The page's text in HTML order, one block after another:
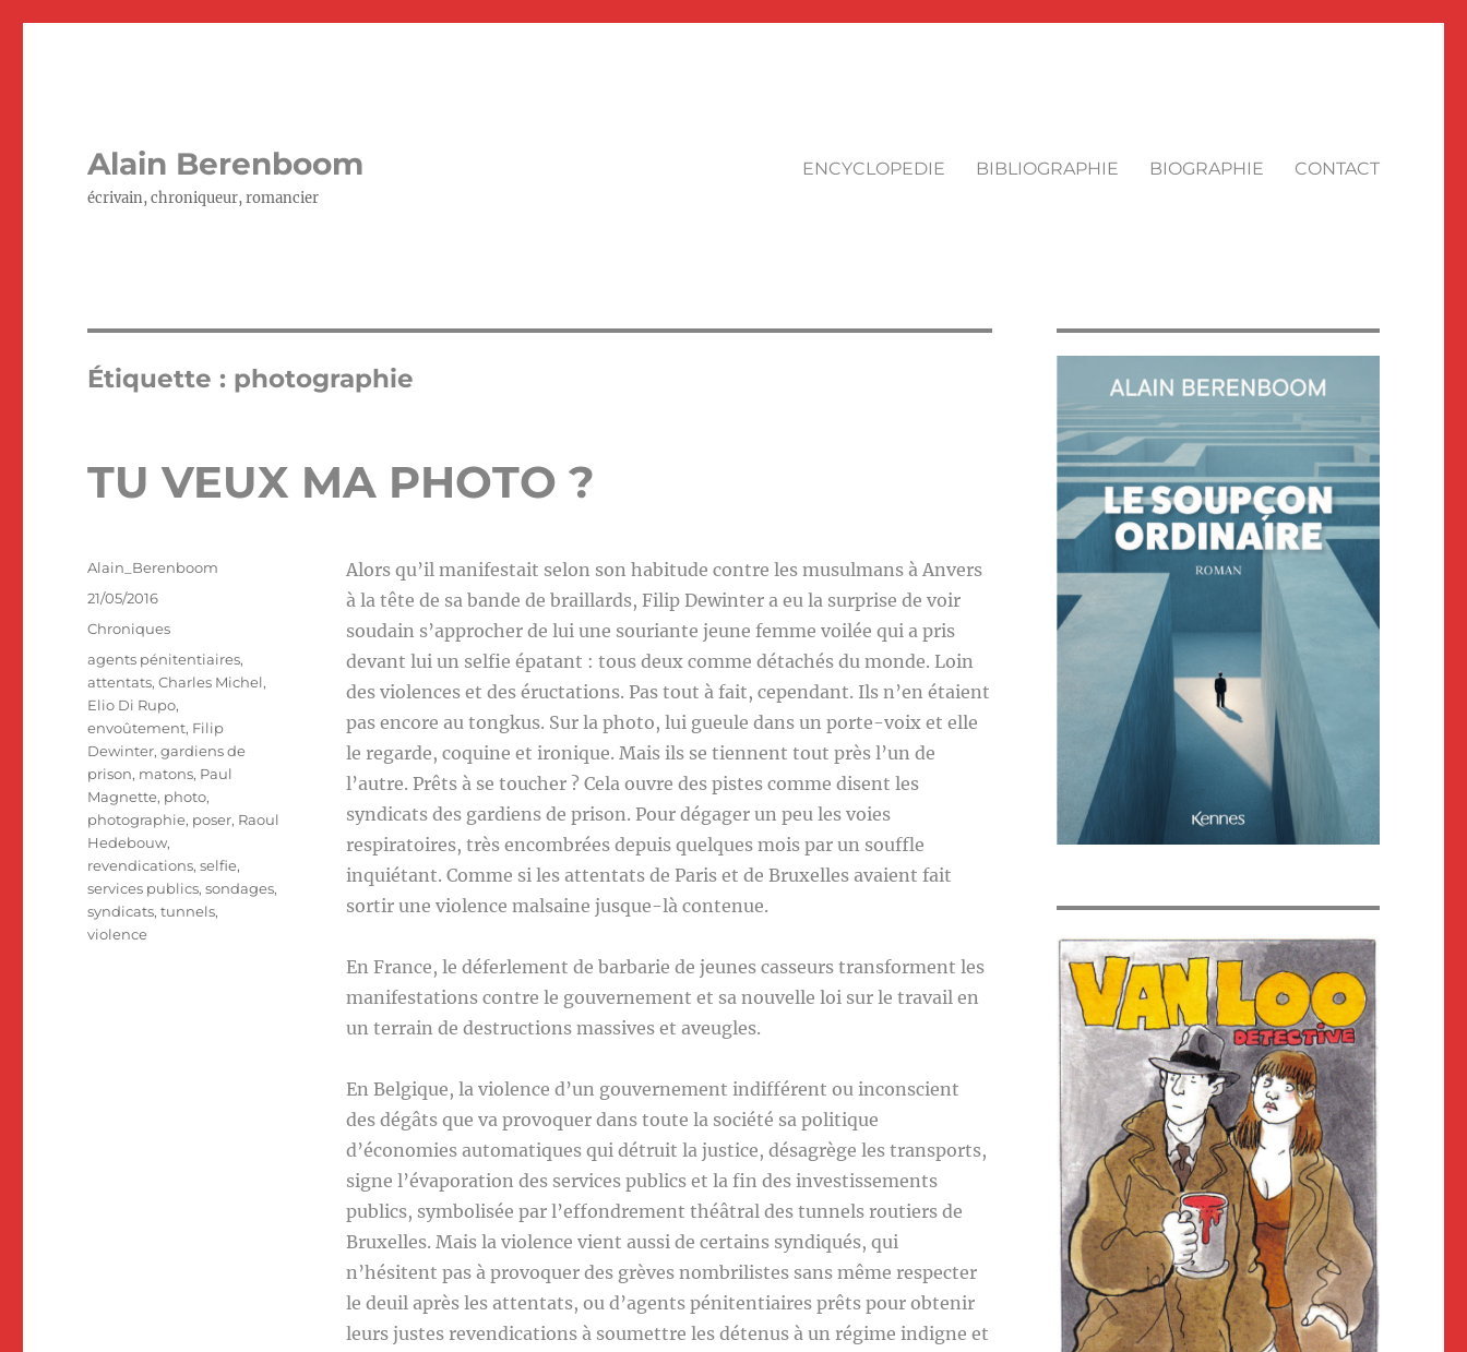
Alain Berenboom
écrivain, chroniqueur, romancier
ENCYCLOPEDIE BIBLIOGRAPHIE BIOGRAPHIE CONTACT
Étiquette : photographie
TU VEUX MA PHOTO ?
Alors qu’il manifestait selon son habitude contre les musulmans à Anvers
à la tête de sa bande de braillards, Filip Dewinter a eu la surprise de voir
soudain s’approcher de lui une souriante jeune femme voilée qui a pris
devant lui un selfie épatant : tous deux comme détachés du monde. Loin
des violences et des éructations. Pas tout à fait, cependant. Ils n’en étaient
pas encore au tongkus. Sur la photo, lui gueule dans un porte-voix et elle
le regarde, coquine et ironique. Mais ils se tiennent tout près l’un de
l’autre. Prêts à se toucher ? Cela ouvre des pistes comme disent les
syndicats des gardiens de prison. Pour dégager un peu les voies
respiratoires, très encombrées depuis quelques mois par un souffle
inquiétant. Comme si les attentats de Paris et de Bruxelles avaient fait
sortir une violence malsaine jusque-là contenue.
En France, le déferlement de barbarie de jeunes casseurs transforment les
manifestations contre le gouvernement et sa nouvelle loi sur le travail en
un terrain de destructions massives et aveugles.
En Belgique, la violence d’un gouvernement indifférent ou inconscient
des dégâts que va provoquer dans toute la société sa politique
d’économies automatiques qui détruit la justice, désagrège les transports,
signe l’évaporation des services publics et la fin des investissements
publics, symbolisée par l’effondrement théâtral des tunnels routiers de
Bruxelles. Mais la violence vient aussi de certains syndiqués, qui
n’hésitent pas à provoquer des grèves nombrilistes sans même respecter
le deuil après les attentats, ou d’agents pénitentiaires prêts pour obtenir
leurs justes revendications à soumettre les détenus à un régime indigne et
Auteur
Alain_Berenboom
Publié
le
21/05/2016
Catégories
Chroniques
Étiquettes
agents pénitentiaires,
attentats,Charles Michel,
Elio Di Rupo,
envoûtement, Filip
Dewinter,gardiens de
prison, matons, Paul
Magnette, photo,
photographie, poser, Raoul
Hedebouw,
revendications,selfie,
services publics,sondages,
syndicats,tunnels,
violence